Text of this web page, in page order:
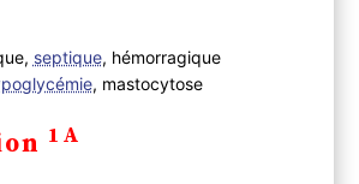
septique, hémorragique
, mastocytose
1A